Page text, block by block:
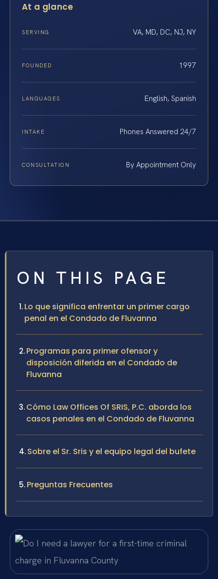
At a glance
SERVING VA, MD, DC, NJ, NY
FOUNDED 1997
LANGUAGES English, Spanish
INTAKE Phones Answered 24/7
CONSULTATION By Appointment Only
ON THIS PAGE
Lo que significa enfrentar un primer cargo
penal en el Condado de Fluvanna
Programas para primer ofensor y
disposición diferida en el Condado de
Fluvanna
Cómo Law Offices Of SRIS, P.C. aborda los
casos penales en el Condado de Fluvanna
Sobre el Sr. Sris y el equipo legal del bufete
Preguntas Frecuentes